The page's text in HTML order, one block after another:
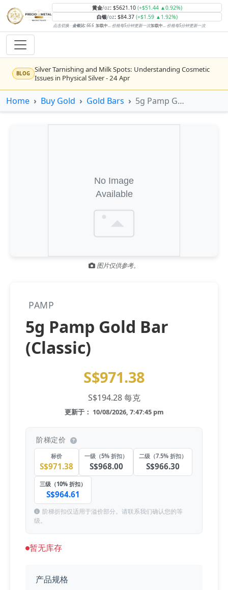
黄金/oz: $5621.10 (+$51.44 ▲0.92%)
白银/oz: $84.37 (+$1.59 ▲1.92%)
点击切换 · 金银比:66.6 加载中... 价格每5分钟更新一次加载中... 价格每5分钟更新一次
BLOG
Silver Tarnishing and Milk Spots: Understanding Cosmetic
Issues in Physical Silver - 24 Apr
NEWS
Rising inflation may push real rates lower, setting the stage
for gold's next rally - WisdomTree’s Shah (Kitco 9 Jun 2026)
Gold vs Silver: Understanding the Gold‑to‑Silver Ratio - 24
Bars or Coins? Minted or Cast Bars? Brands?? - 23 Apr
Silver’s ‘great rotation’: Tech selloff to fuel rush into
precious metals, says Jen Bawden (Kitco - 20 May)
Gold and silver’s historic rally could resume ‘as fog of war
Central banks ‘scoop up a load’ of gold in bumpy first
Home Buy Gold Gold Bars 5g Pamp Gold Bar (Classic)
图片仅供参考。
PAMP
5g Pamp Gold Bar
(Classic)
S$971.38
S$194.28 每克
更新于： 10/08/2026, 7:47:45 pm
阶梯定价
标价
S$971.38
一级（5% 折扣）
S$968.00
二级（7.5% 折扣）
S$966.30
三级（10% 折扣）
S$964.61
阶梯折扣仅适用于溢价部分。请联系我们确认您的等
级。
暂无库存
产品规格